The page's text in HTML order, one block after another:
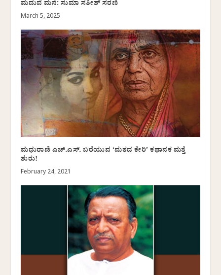
ಮದುವೆ ಮನೆ: ಸುಮಾ ಸತೀಶ್ ಸರಣಿ
March 5, 2025
ಮಧುರಾಣಿ ಎಚ್.ಎಸ್. ಬರೆಯುವ ‘ಮಠದ ಕೇರಿ’ ಕಥಾನಕ ಮತ್ತೆ
ಶುರು!
February 24, 2021